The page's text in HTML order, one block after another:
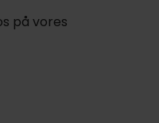
på vores